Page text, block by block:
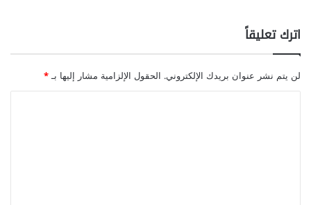
اترك تعليقاً
لن يتم نشر عنوان بريدك الإلكتروني. الحقول الإلزامية مشار إليها بـ*